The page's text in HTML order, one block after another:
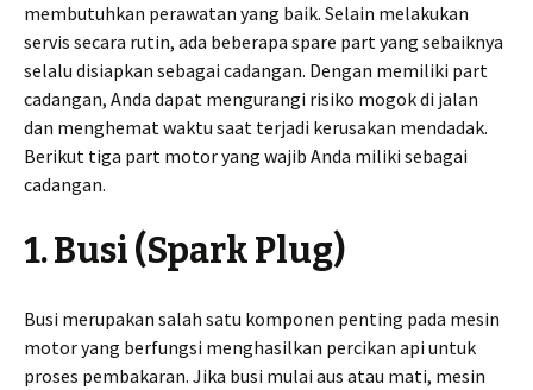
membutuhkan perawatan yang baik. Selain melakukan
servis secara rutin, ada beberapa spare part yang sebaiknya
selalu disiapkan sebagai cadangan. Dengan memiliki part
cadangan, Anda dapat mengurangi risiko mogok di jalan
dan menghemat waktu saat terjadi kerusakan mendadak.
Berikut tiga part motor yang wajib Anda miliki sebagai
cadangan.
1. Busi (Spark Plug)
Busi merupakan salah satu komponen penting pada mesin
motor yang berfungsi menghasilkan percikan api untuk
proses pembakaran. Jika busi mulai aus atau mati, mesin